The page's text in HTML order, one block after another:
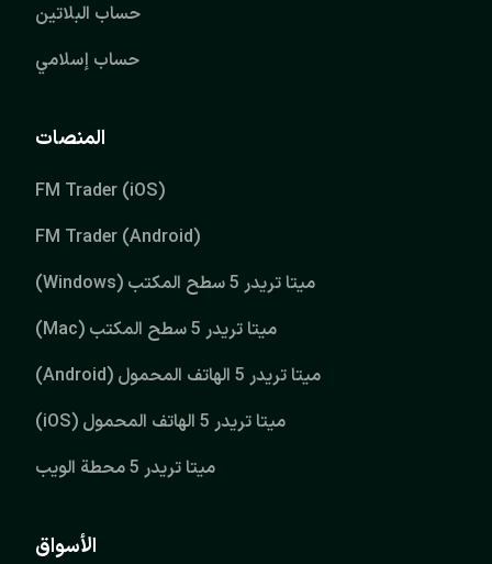
حساب البلاتين
حساب إسلامي
المنصات
FM Trader (iOS)
FM Trader (Android)
ميتا تريدر 5 سطح المكتب (Windows)
ميتا تريدر 5 سطح المكتب (Mac)
ميتا تريدر 5 الهاتف المحمول (Android)
ميتا تريدر 5 الهاتف المحمول (iOS)
ميتا تريدر 5 محطة الويب
الأسواق